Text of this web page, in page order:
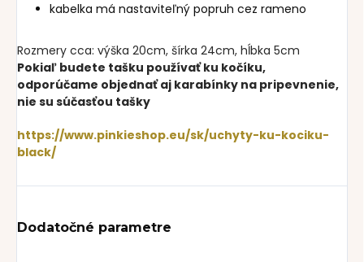
kabelka má nastaviteľný popruh cez rameno
Rozmery cca: výška 20cm, šírka 24cm, hĺbka 5cm
Pokiaľ budete tašku používať ku kočíku,
odporúčame objednať aj karabínky na pripevnenie,
nie su súčasťou tašky
https://www.pinkieshop.eu/sk/uchyty-ku-kociku-
black/
Dodatočné parametre